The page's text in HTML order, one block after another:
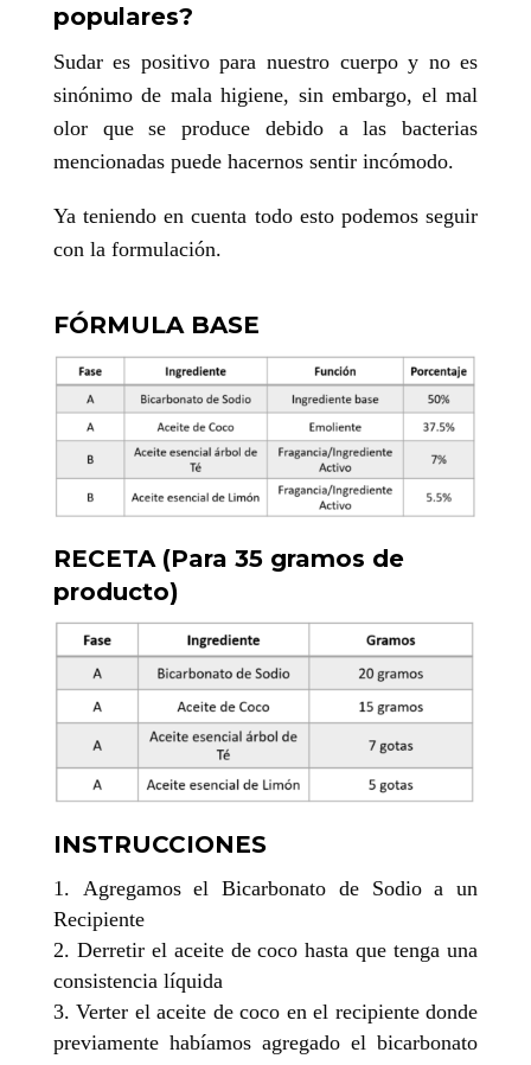
populares?
Sudar es positivo para nuestro cuerpo y no es
sinónimo de mala higiene, sin embargo, el mal
olor que se produce debido a las bacterias
mencionadas puede hacernos sentir incómodo.
Ya teniendo en cuenta todo esto podemos seguir
con la formulación.
FÓRMULA BASE
RECETA (Para 35 gramos de
producto)
INSTRUCCIONES
Agregamos el Bicarbonato de Sodio a un
Recipiente
Derretir el aceite de coco hasta que tenga una
consistencia líquida
Verter el aceite de coco en el recipiente donde
previamente habíamos agregado el bicarbonato